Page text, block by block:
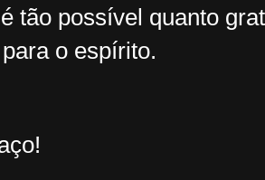
tão possível quanto
o espírito.